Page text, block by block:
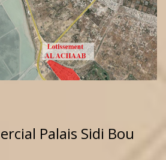
Palais Sidi Bou